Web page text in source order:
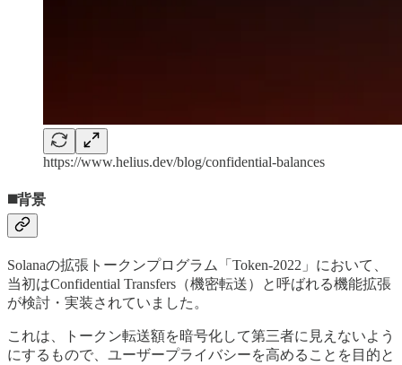
https://www.helius.dev/blog/confidential-balances
◼️背景
Solanaの拡張トークンプログラム「Token-2022」において、
当初はConfidential Transfers（機密転送）と呼ばれる機能拡張
が検討・実装されていました。
これは、トークン転送額を暗号化して第三者に見えないよう
にするもので、ユーザープライバシーを高めることを目的と